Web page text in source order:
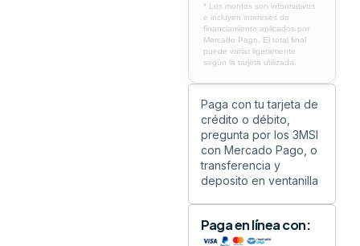
* Los montos son informativos
e incluyen intereses de
financiamiento aplicados por
Mercado Pago. El total final
puede variar ligeramente
según la tarjeta utilizada.
Paga con tu tarjeta de
crédito o débito,
pregunta por los 3MSI
con Mercado Pago, o
transferencia y
deposito en ventanilla
Paga en línea con: